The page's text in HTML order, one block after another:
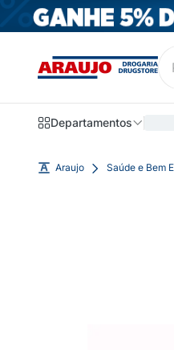
Departamentos
Araujo Saúde e Bem